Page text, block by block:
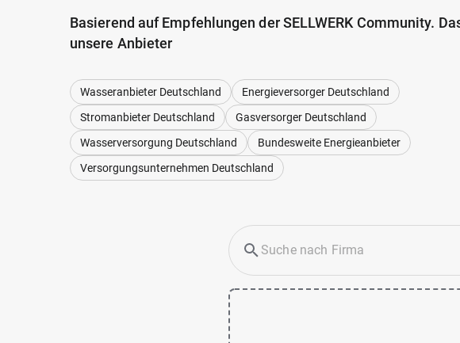
Basierend auf Empfehlungen der SELLWERK Community.
unsere Anbieter
Wasseranbieter Deutschland
Energieversorger Deutschland
Stromanbieter Deutschland
Gasversorger Deutschland
Wasserversorgung Deutschland
Bundesweite Energieanbieter
Versorgungsunternehmen Deutschland